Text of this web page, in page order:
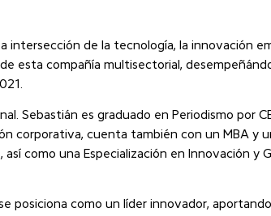
de la tecnología, la innovación
esta compañía multisectorial,
Sebastián es graduado en Periodismo por
corporativa, cuenta también con un MBA y
como una Especialización en Innovación y
posiciona como un líder innovador,